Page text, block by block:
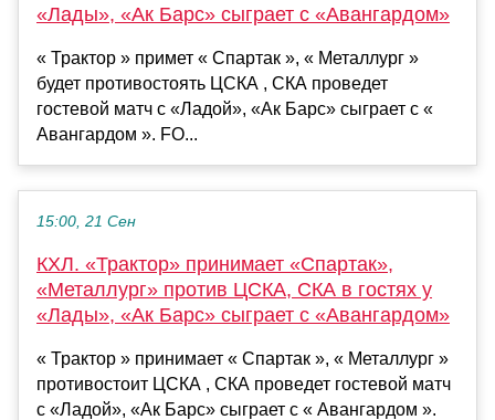
«Лады», «Ак Барс» сыграет с «Авангардом»
« Трактор » примет « Спартак », « Металлург »
будет противостоять ЦСКА , СКА проведет
гостевой матч с «Ладой», «Ак Барс» сыграет с «
Авангардом ». FO...
15:00, 21 Сен
КХЛ. «Трактор» принимает «Спартак»,
«Металлург» против ЦСКА, СКА в гостях у
«Лады», «Ак Барс» сыграет с «Авангардом»
« Трактор » принимает « Спартак », « Металлург »
противостоит ЦСКА , СКА проведет гостевой матч
с «Ладой», «Ак Барс» сыграет с « Авангардом ».